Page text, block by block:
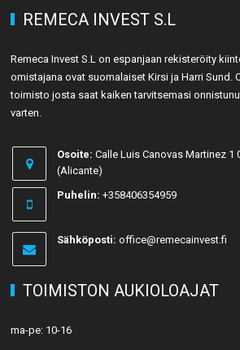
REMECA INVEST S.L
Remeca Invest S.L on espanjaan rekisteröity
omistajana ovat suomalaiset Kirsi ja Harri Sund.
toimisto josta saat kaiken tarvitsemasi
varten.
Osoite: Calle Luis Canovas Martinez 1
(Alicante)
Puhelin: +358406354959
Sähköposti: office@remecainvest.fi
TOIMISTON AUKIOLOAJAT
ma-pe: 10-16